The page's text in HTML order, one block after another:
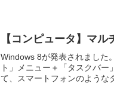
【コンピュータ】マ
Windows 8が発表されました
ト」メニュー＋「タスクバ
て、スマートフォンのような